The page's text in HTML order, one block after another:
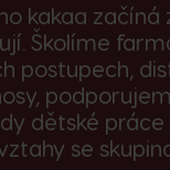
kakaa začíná
Školíme
postupech,
dětské
se